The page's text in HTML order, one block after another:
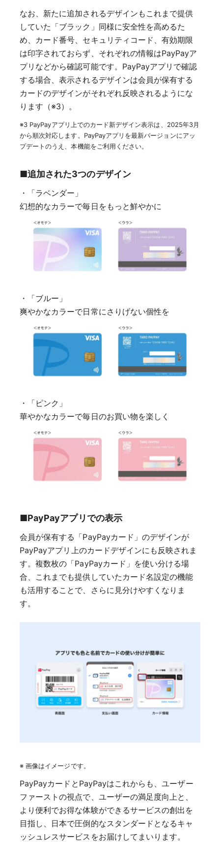
なお、新たに追加されるデザインもこれまで提供
していた「ブラック」同様に安全性を高めるた
め、カード番号、セキュリティコード、有効期限
は印字されておらず、それぞれの情報はPayPayア
プリなどから確認可能です。PayPayアプリで確認
する場合、表示されるデザインは会員が保有する
カードのデザインがそれぞれ反映されるようにな
ります（※3）。
※3 PayPayアプリ上でのカード新デザイン表示は、2025年3月
から順次対応します。PayPayアプリを最新バージョンにアッ
プデートのうえ、本機能をご利用ください。
■追加された3つのデザイン
・「ラベンダー」
幻想的なカラーで毎日をもっと鮮やかに
・「ブルー」
爽やかなカラーで日常にさりげない個性を
・「ピンク」
華やかなカラーで毎日のお買い物を楽しく
■PayPayアプリでの表示
会員が保有する「PayPayカード」のデザインが
PayPayアプリ上のカードデザインにも反映されま
す。複数枚の「PayPayカード」を使い分ける場
合、これまでも提供していたカード名設定の機能
も活用することで、さらに見分けやすくなりま
す。
※ 画像はイメージです。
PayPayカードとPayPayはこれからも、ユーザー
ファーストの視点で、ユーザーの満足度向上と、
より便利でお得な体験ができるサービスの創出を
目指し、日本で圧倒的なスタンダードとなるキャ
ッシュレスサービスをお届けしてまいります。